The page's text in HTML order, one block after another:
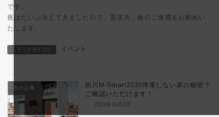
です。
夜はだいぶ冷えてきましたので、是非共、夜のご体感をお勧めい
たします。
トピックカテゴリ イベント
前の記事
掛川M-Smart2030停電しない家の秘密？
ご確認いただけます！
2021年10月2日